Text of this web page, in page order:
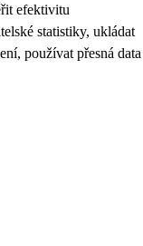
efektivitu
statistiky, ukládat
používat přesná data